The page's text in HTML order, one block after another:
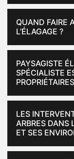
QUAND FAIRE
L’ÉLAGAGE ?
PAYSAGISTE
SPÉCIALISTE
LES
ARBRES DANS
ET SES